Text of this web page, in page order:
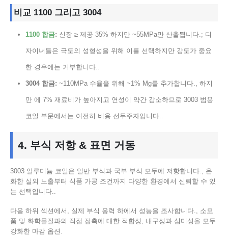
비교 1100 그리고 3004
1100 합금: 신장 ≥ 제공 35% 하지만 ~55MPa만 산출됩니다.; 디
자이너들은 극도의 성형성을 위해 이를 선택하지만 강도가 중요
한 경우에는 거부합니다..
3004 합금: ~110MPa 수율을 위해 ~1% Mg를 추가합니다., 하지
만 에 7% 재료비가 높아지고 연성이 약간 감소하므로 3003 범용
코일 부문에서는 여전히 비용 선두주자입니다..
4. 부식 저항 & 표면 거동
3003 알루미늄 코일은 일반 부식과 국부 부식 모두에 저항합니다., 온
화한 실외 노출부터 식품 가공 조건까지 다양한 환경에서 신뢰할 수 있
는 선택입니다..
다음 하위 섹션에서, 실제 부식 응력 하에서 성능을 조사합니다., 소모
품 및 화학물질과의 직접 접촉에 대한 적합성, 내구성과 심미성을 모두
강화한 마감 옵션.